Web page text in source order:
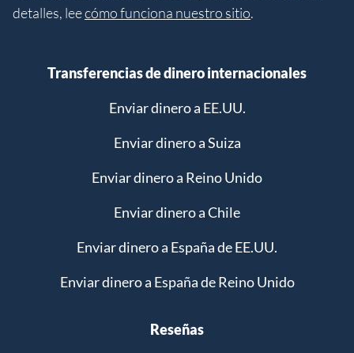
detalles, leecómo funciona nuestro sitio.
Transferencias de dinero internacionales
Enviar dinero a EE.UU.
Enviar dinero a Suiza
Enviar dinero a Reino Unido
Enviar dinero a Chile
Enviar dinero a España de EE.UU.
Enviar dinero a España de Reino Unido
Reseñas